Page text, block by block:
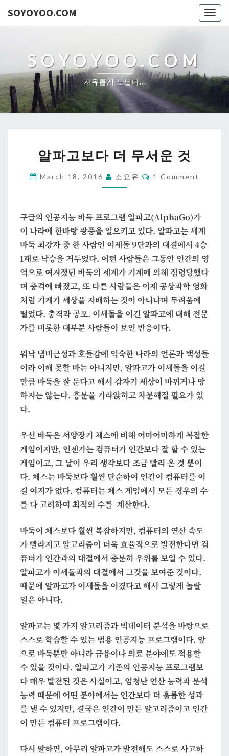
SOYOYOO.COM
SOYOYOO.COM
자유롭게 노닐다…
파
고
보
더
무
서
운
것
알파고보다 더 무서운 것
March 18, 2016 소요유 Comments
1 Comment
구글의 인공지능 바둑 프로그램 알파고(AlphaGo)가
이 나라에 한바탕 광풍을 일으키고 있다. 알파고는 세계
바둑 최강자 중 한 사람인 이세돌 9단과의 대결에서 4승
1패로 낙승을 거두었다. 어떤 사람들은 그동안 인간의 영
역으로 여겨졌던 바둑의 세계가 기계에 의해 점령당했다
며 충격에 빠졌고, 또 다른 사람들은 이제 공상과학 영화
처럼 기계가 세상을 지배하는 것이 아니냐며 두려움에
떨었다. 충격과 공포. 이세돌을 이긴 알파고에 대해 전문
가를 비롯한 대부분 사람들이 보인 반응이다.
워낙 냄비근성과 호들갑에 익숙한 나라의 언론과 백성들
이라 이해 못할 바는 아니지만, 알파고가 이세돌을 이길
만큼 바둑을 잘 둔다고 해서 갑자기 세상이 바뀌거나 망
하지는 않는다. 흥분을 가라앉히고 차분해질 필요가 있
다.
우선 바둑은 서양장기 체스에 비해 어마어마하게 복잡한
게임이지만, 언젠가는 컴퓨터가 인간보다 잘 할 수 있는
게임이고, 그 날이 우리 생각보다 조금 빨리 온 것 뿐이
다. 체스는 바둑보다 훨씬 단순하여 인간이 컴퓨터를 이
길 여지가 없다. 컴퓨터는 체스 게임에서 모든 경우의 수
를 다 고려하여 최적의 수를 계산한다.
바둑이 체스보다 훨씬 복잡하지만, 컴퓨터의 연산 속도
가 빨라지고 알고리즘이 더욱 효율적으로 발전한다면 컴
퓨터가 인간과의 대결에서 충분히 우위를 보일 수 있다.
알파고가 이세돌과의 대결에서 그것을 보여준 것이다.
때문에 알파고가 이세돌을 이겼다고 해서 그렇게 놀랄
일은 아니다.
알파고는 몇 가지 알고리즘과 빅데이터 분석을 바탕으로
스스로 학습할 수 있는 범용 인공지능 프로그램이다. 앞
으로 바둑뿐만 아니라 금융이나 의료 분야에도 적용할
수 있을 것이다. 알파고가 기존의 인공지능 프로그램보
다 매우 발전된 것은 사실이고, 엄청난 연산 능력과 분석
능력 때문에 어떤 분야에서는 인간보다 더 훌륭한 성과
를 낼 수 있지만, 결국은 인간이 만든 알고리즘이고 인간
이 만든 컴퓨터 프로그램이다.
다시 말하면, 아무리 알파고가 발전해도 스스로 사고하